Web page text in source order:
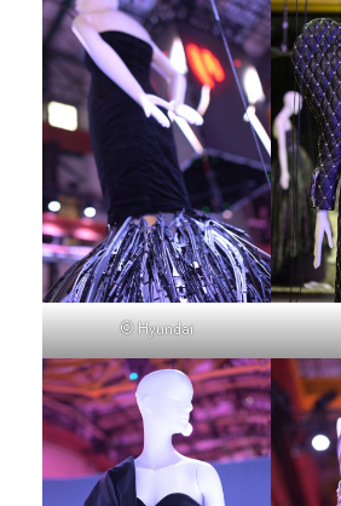
© Hyundai